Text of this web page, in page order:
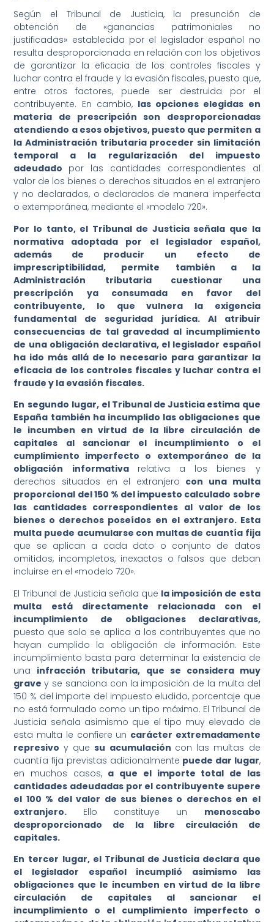
Según el Tribunal de Justicia, la presunción de
obtención de «ganancias patrimoniales no
justificadas» establecida por el legislador español no
resulta desproporcionada en relación con los objetivos
de garantizar la eficacia de los controles fiscales y
luchar contra el fraude y la evasión fiscales, puesto que,
entre otros factores, puede ser destruida por el
contribuyente. En cambio, las opciones elegidas en
materia de prescripción son desproporcionadas
atendiendo a esos objetivos, puesto que permiten a
la Administración tributaria proceder sin limitación
temporal a la regularización del impuesto
adeudado por las cantidades correspondientes al
valor de los bienes o derechos situados en el extranjero
y no declarados, o declarados de manera imperfecta
o extemporánea, mediante el «modelo 720».
Por lo tanto, el Tribunal de Justicia señala que la
normativa adoptada por el legislador español,
además de producir un efecto de
imprescriptibilidad, permite también a la
Administración tributaria cuestionar una
prescripción ya consumada en favor del
contribuyente, lo que vulnera la exigencia
fundamental de seguridad jurídica. Al atribuir
consecuencias de tal gravedad al incumplimiento
de una obligación declarativa, el legislador español
ha ido más allá de lo necesario para garantizar la
eficacia de los controles fiscales y luchar contra el
fraude y la evasión fiscales.
En segundo lugar, el Tribunal de Justicia estima que
España también ha incumplido las obligaciones que
le incumben en virtud de la libre circulación de
capitales al sancionar el incumplimiento o el
cumplimiento imperfecto o extemporáneo de la
obligación informativa relativa a los bienes y
derechos situados en el extranjero con una multa
proporcional del 150 % del impuesto calculado sobre
las cantidades correspondientes al valor de los
bienes o derechos poseídos en el extranjero. Esta
multa puede acumularse con multas de cuantía fija
que se aplican a cada dato o conjunto de datos
omitidos, incompletos, inexactos o falsos que deban
incluirse en el «modelo 720».
El Tribunal de Justicia señala que la imposición de esta
multa está directamente relacionada con el
incumplimiento de obligaciones declarativas,
puesto que solo se aplica a los contribuyentes que no
hayan cumplido la obligación de información. Este
incumplimiento basta para determinar la existencia de
una infracción tributaria, que se considera muy
gravey se sanciona con la imposición de la multa del
150 % del importe del impuesto eludido, porcentaje que
no está formulado como un tipo máximo. El Tribunal de
Justicia señala asimismo que el tipo muy elevado de
esta multa le confiere un carácter extremadamente
represivo y quesu acumulación con las multas de
cuantía fija previstas adicionalmente puede dar lugar,
en muchos casos, a que el importe total de las
cantidades adeudadas por el contribuyente supere
el 100 % del valor de sus bienes o derechos en el
extranjero. Ello constituye un menoscabo
desproporcionado de la libre circulación de
capitales.
En tercer lugar, el Tribunal de Justicia declara que
el legislador español incumplió asimismo las
obligaciones que le incumben en virtud de la libre
circulación de capitales al sancionar el
incumplimiento o el cumplimiento imperfecto o